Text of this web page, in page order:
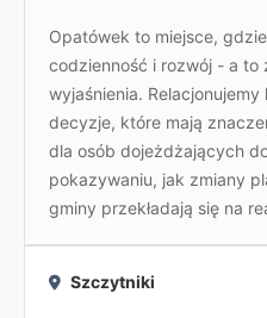
Opatówek to miejsce,
codzienność i rozwój - a
wyjaśnienia.
decyzje, które mają
dla osób dojeżdżających
pokazywaniu, jak zmiany
gminy przekładają się na
Szczytniki